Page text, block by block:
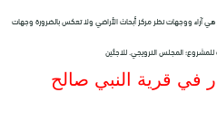
هي آراء ووجهات نظر مركز أبحاث الأراضي ولا تعكس بالضرورة وجهات
المجلس النرويجي. للاجئين
في قرية النبي صالح